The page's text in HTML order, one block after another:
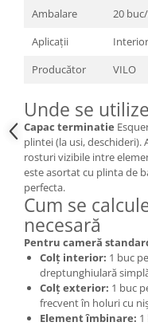
Ambalare
20
Aplicații
Producător
VILO
Unde se
Capac terminatie
plintei (la usi, deschideri).
rosturi vizibile intre
este asortat cu plinta de
perfecta.
Cum se
necesară
Pentru cameră
Colț interior: 1 buc
dreptunghiulară
Colț exterior: 1 buc
frecvent în holuri cu
Element îmbinare: